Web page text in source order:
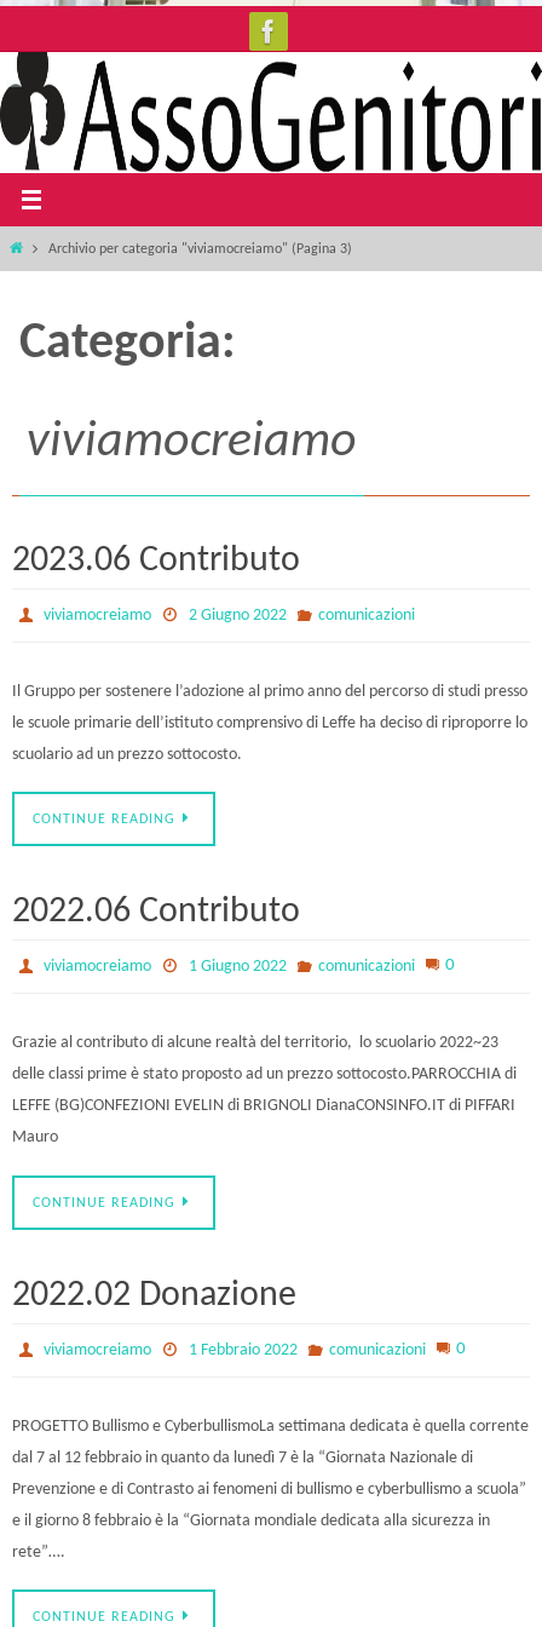
al
contenuto
HomeArchivio per categoria "viviamocreiamo" (Pagina 3)
Categoria:
viviamocreiamo
2023.06 Contributo
viviamocreiamo 2 Giugno 2022 comunicazioni
Il Gruppo per sostenere l’adozione al primo anno del percorso di studi presso
le scuole primarie dell’istituto comprensivo di Leffe ha deciso di riproporre lo
scuolario ad un prezzo sottocosto.
CONTINUE READING
2022.06 Contributo
viviamocreiamo 1 Giugno 2022 comunicazioni 0
Grazie al contributo di alcune realtà del territorio, lo scuolario 2022~23
delle classi prime è stato proposto ad un prezzo sottocosto.PARROCCHIA di
LEFFE (BG)CONFEZIONI EVELIN di BRIGNOLI DianaCONSINFO.IT di PIFFARI
Mauro
CONTINUE READING
2022.02 Donazione
viviamocreiamo 1 Febbraio 2022 comunicazioni 0
PROGETTO Bullismo e CyberbullismoLa settimana dedicata è quella corrente
dal 7 al 12 febbraio in quanto da lunedì 7 è la “Giornata Nazionale di
Prevenzione e di Contrasto ai fenomeni di bullismo e cyberbullismo a scuola”
e il giorno 8 febbraio è la “Giornata mondiale dedicata alla sicurezza in
rete”….
CONTINUE READING